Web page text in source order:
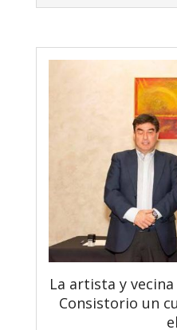
La artista y
Consistorio un